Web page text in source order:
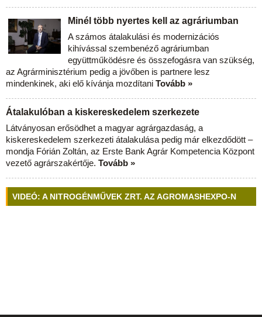
Minél több nyertes kell az agráriumban
A számos átalakulási és modernizációs
kihívással szembenéző agráriumban
együttműködésre és összefogásra van szükség,
az Agrárminisztérium pedig a jövőben is partnere lesz
mindenkinek, aki elő kívánja mozdítani Tovább »
Átalakulóban a kiskereskedelem szerkezete
Látványosan erősödhet a magyar agrárgazdaság, a
kiskereskedelem szerkezeti átalakulása pedig már elkezdődött –
mondja Fórián Zoltán, az Erste Bank Agrár Kompetencia Központ
vezető agrárszakértője. Tovább »
VIDEÓ: A NITROGÉNMŰVEK ZRT. AZ AGROMASHEXPO-N